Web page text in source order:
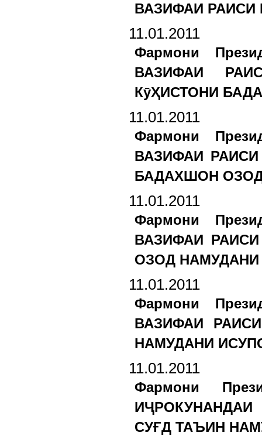
ВАЗИФАИ
11.01.2011
Фармони
ВАЗИФАИ
КӯҲИСТОНИ
11.01.2011
Фармони
ВАЗИФАИ
БАДАХШОН
11.01.2011
Фармони
ВАЗИФАИ
ОЗОД
11.01.2011
Фармони
ВАЗИФАИ
НАМУДАНИ
11.01.2011
Фармони
СУҒД ТАЪИН